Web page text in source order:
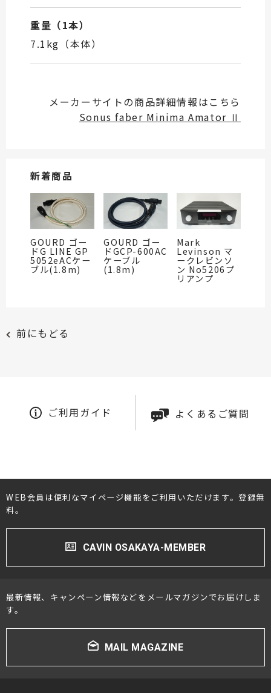
重量（1本）
7.1kg（本体）
メーカーサイトの商品詳細情報はこちら
Sonus faber Minima Amator Ⅱ
新着商品
GOURD ゴー
ドG LINE GP
5052eACケー
ブル(1.8m)
GOURD ゴー
ドGCP-600AC
ケーブル
(1.8m)
Mark
Levinson マ
ークレビンソ
ン No5206プ
リアンプ
前にもどる
ご利用ガイド よくあるご質問
WEB会員は便利なマイページ機能をご利用いただけます。登録無
料。
CAVIN OSAKAYA-MEMBER
最新情報、キャンペーン情報などをメールマガジンでお届けしま
す。
MAIL MAGAZINE